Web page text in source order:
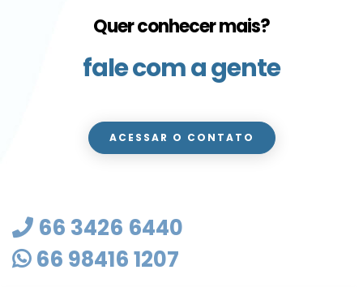
Quer conhecer mais?
fale com a gente
ACESSAR O CONTATO
66 3426 6440
66 98416 1207